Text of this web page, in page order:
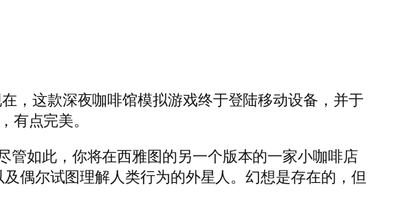
，这款深夜咖啡馆模拟游戏终于登陆移动设备，并于
有点完美。
管如此，你将在西雅图的另一个版本的一家小咖啡店
偶尔试图理解人类行为的外星人。幻想是存在的，但